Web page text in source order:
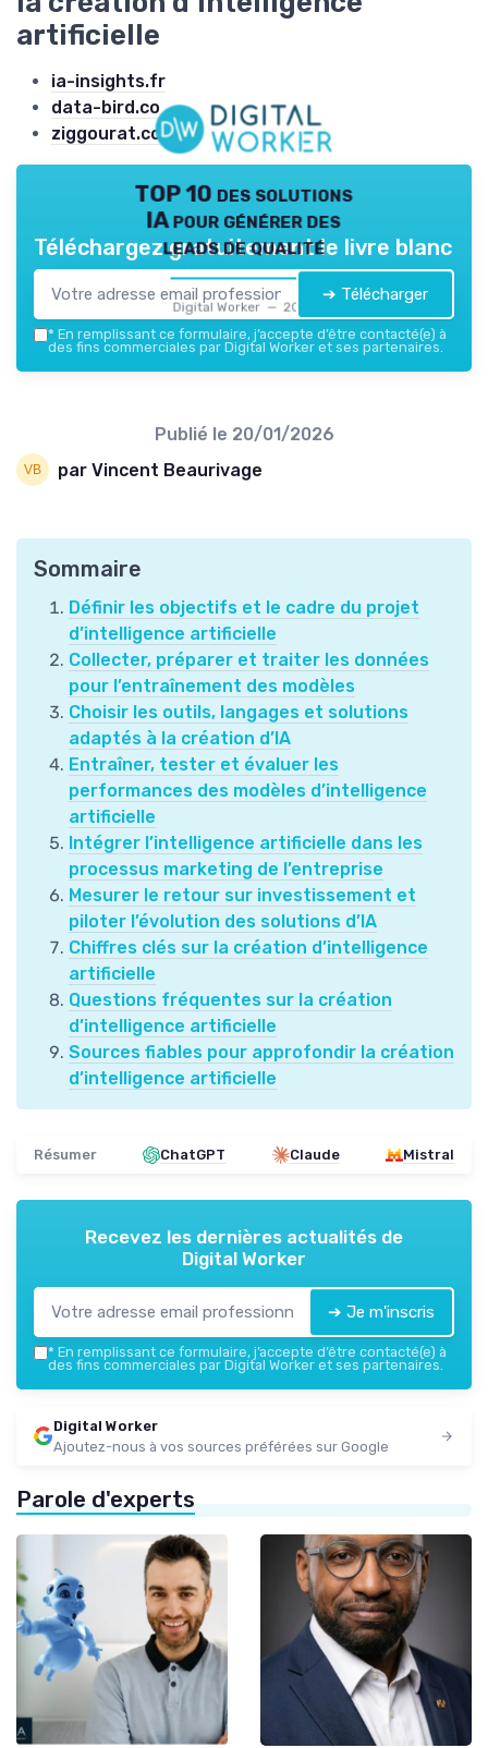
artificielle
ia-insights.fr
data-bird.co
ziggourat.com
TOP 10 des solutions
IA pour générer des
leads de qualité
Digital Worker — 2026
Téléchargez gratuitement le livre blanc
➔ Télécharger
* En remplissant ce formulaire, j’accepte d’être contacté(e) à
des fins commerciales par Digital Worker et ses partenaires.
Publié le 20/01/2026
par Vincent Beaurivage
Sommaire
Définir les objectifs et le cadre du projet
d’intelligence artificielle
Collecter, préparer et traiter les données
pour l’entraînement des modèles
Choisir les outils, langages et solutions
adaptés à la création d’IA
Entraîner, tester et évaluer les
performances des modèles d’intelligence
artificielle
Intégrer l’intelligence artificielle dans les
processus marketing de l’entreprise
Mesurer le retour sur investissement et
piloter l’évolution des solutions d’IA
Chiffres clés sur la création d’intelligence
artificielle
Questions fréquentes sur la création
d’intelligence artificielle
Sources fiables pour approfondir la création
d’intelligence artificielle
Résumer ChatGPT Claude Mistral
Recevez les dernières actualités de
Digital Worker
➔ Je m'inscris
* En remplissant ce formulaire, j’accepte d’être contacté(e) à
des fins commerciales par Digital Worker et ses partenaires.
Digital Worker
Ajoutez-nous à vos sources préférées sur Google
Parole d'experts